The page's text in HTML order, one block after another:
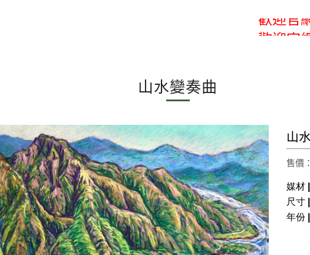
歡迎
歡迎官
山水變奏曲
山
售價
媒材
尺寸
年份